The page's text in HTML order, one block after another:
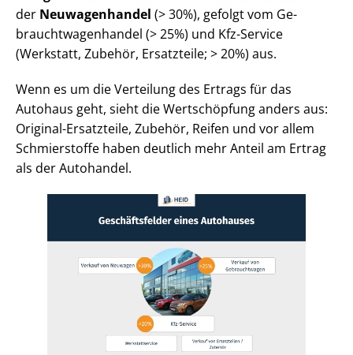
der Neuwagenhandel (> 30%), gefolgt vom Ge­
braucht­wa­gen­han­del (> 25%) und Kfz-Service
(Werkstatt, Zubehör, Ersatzteile; > 20%) aus.
Wenn es um die Verteilung des Ertrags für das
Autohaus geht, sieht die Wertschöpfung anders aus:
Original-Ersatzteile, Zubehör, Reifen und vor allem
Schmierstoffe haben deutlich mehr Anteil am Ertrag
als der Autohandel.